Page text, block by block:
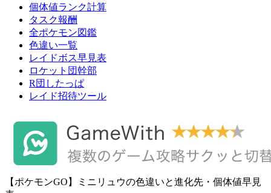
個体値ランク計算
タスク報酬
全ポケモン図鑑
色違い一覧
レイドボス早見表
ロケット団幹部
R団したっぱ
レイド招待ツール
【ポケモンGO】ミニリュウの色違いと進化先・個体値早見